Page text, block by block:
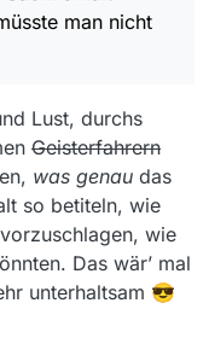
man nicht
Lust, durchs
Geisterfahrern
was genau das
so betiteln, wie
wie
Das wär’ mal
unterhaltsam 😎